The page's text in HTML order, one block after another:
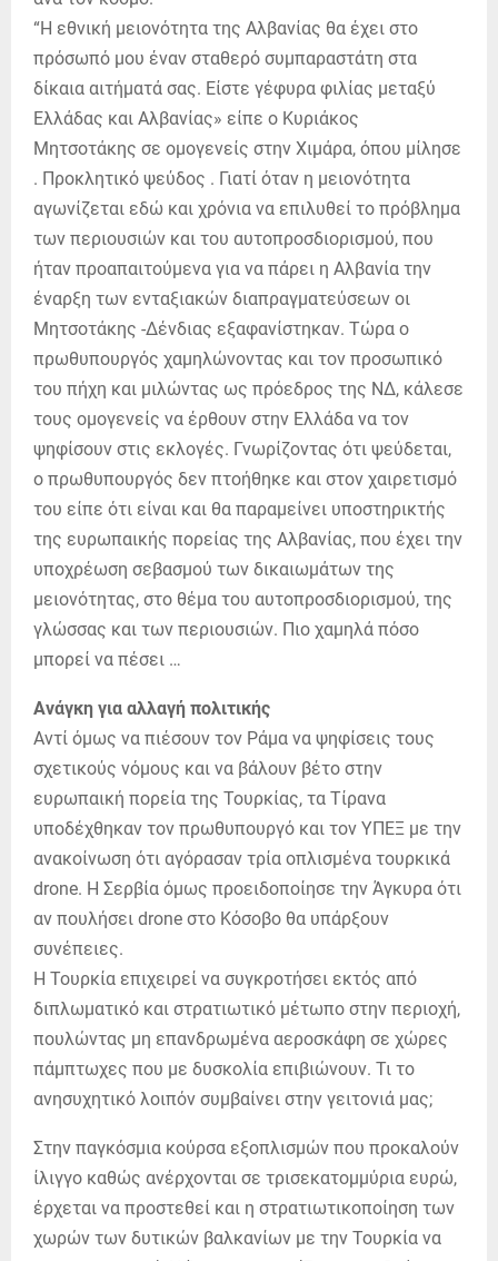
“Η εθνική μειονότητα της Αλβανίας θα έχει στο
πρόσωπό μου έναν σταθερό συμπαραστάτη στα
δίκαια αιτήματά σας. Είστε γέφυρα φιλίας μεταξύ
Ελλάδας και Αλβανίας» είπε ο Κυριάκος
Μητσοτάκης σε ομογενείς στην Χιμάρα, όπου μίλησε
. Προκλητικό ψεύδος . Γιατί όταν η μειονότητα
αγωνίζεται εδώ και χρόνια να επιλυθεί το πρόβλημα
των περιουσιών και του αυτοπροσδιορισμού, που
ήταν προαπαιτούμενα για να πάρει η Αλβανία την
έναρξη των ενταξιακών διαπραγματεύσεων οι
Μητσοτάκης -Δένδιας εξαφανίστηκαν. Τώρα ο
πρωθυπουργός χαμηλώνοντας και τον προσωπικό
του πήχη και μιλώντας ως πρόεδρος της ΝΔ, κάλεσε
τους ομογενείς να έρθουν στην Ελλάδα να τον
ψηφίσουν στις εκλογές. Γνωρίζοντας ότι ψεύδεται,
ο πρωθυπουργός δεν πτοήθηκε και στον χαιρετισμό
του είπε ότι είναι και θα παραμείνει υποστηρικτής
της ευρωπαικής πορείας της Αλβανίας, που έχει την
υποχρέωση σεβασμού των δικαιωμάτων της
μειονότητας, στο θέμα του αυτοπροσδιορισμού, της
γλώσσας και των περιουσιών. Πιο χαμηλά πόσο
μπορεί να πέσει …
Ανάγκη για αλλαγή πολιτικής
Αντί όμως να πιέσουν τον Ράμα να ψηφίσεις τους
σχετικούς νόμους και να βάλουν βέτο στην
ευρωπαική πορεία της Τουρκίας, τα Τίρανα
υποδέχθηκαν τον πρωθυπουργό και τον ΥΠΕΞ με την
ανακοίνωση ότι αγόρασαν τρία oπλισμένα τουρκικά
drone. Η Σερβία όμως προειδοποίησε την Άγκυρα ότι
αν πουλήσει drone στο Κόσοβο θα υπάρξουν
συνέπειες.
Η Τουρκία επιχειρεί να συγκροτήσει εκτός από
διπλωματικό και στρατιωτικό μέτωπο στην περιοχή,
πουλώντας μη επανδρωμένα αεροσκάφη σε χώρες
πάμπτωχες που με δυσκολία επιβιώνουν. Τι το
ανησυχητικό λοιπόν συμβαίνει στην γειτονιά μας;
Στην παγκόσμια κούρσα εξοπλισμών που προκαλούν
ίλιγγο καθώς ανέρχονται σε τρισεκατομμύρια ευρώ,
έρχεται να προστεθεί και η στρατιωτικοποίηση των
χωρών των δυτικών βαλκανίων με την Τουρκία να